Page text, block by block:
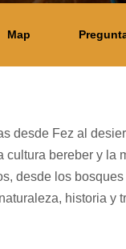
Map
desde Fez al
bereber y la
desde los
historia y